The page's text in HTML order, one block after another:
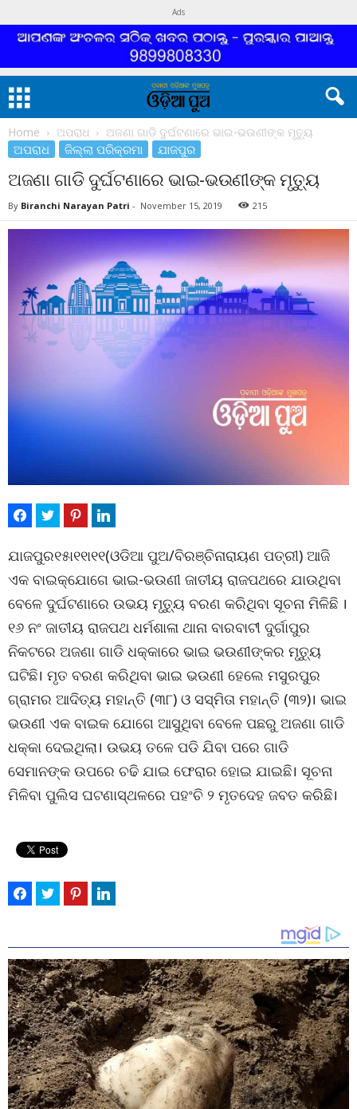
Ads
Home ଅପରାଧ ଅଜଣା ଗାଡି ଦୁର୍ଘଟଣାରେ ଭାଇ-ଭଉଣୀଙ୍କ ମୃତ୍ୟୁ
ଅପରାଧ ଜିଲ୍ଲା ପରିକ୍ରମା ଯାଜପୁର
ଅଜଣା ଗାଡି ଦୁର୍ଘଟଣାରେ ଭାଇ-ଭଉଣୀଙ୍କ ମୃତ୍ୟୁ
By Biranchi Narayan Patri - November 15, 2019 215
ଯାଜପୁର୧୫ା୧୧ା୧୧(ଓଡିଆ ପୁଅ/ବିରଞ୍ଚିନାରାୟଣ ପତ୍ରୀ) ଆଜି
ଏକ ବାଇକ୍‌ଯୋଗେ ଭାଇ-ଭଉଣୀ ଜାତୀୟ ରାଜପଥରେ ଯାଉଥିବା
ବେଳେ ଦୁର୍ଘଟଣାରେ ଉଭୟ ମୃତ‌୍ୟୁ ବରଣ କରିଥିବା ସୂଚନା ମିଳିଛି ।
୧୬ ନଂ ଜାତୀୟ ରାଜପଥ ଧର୍ମଶାଳା ଥାନା ବାରବାଟୀ ଦୁର୍ଗାପୁର
ନିକଟରେ ଅଜଣା ଗାଡି ଧକ୍କାରେ ଭାଇ ଭଉଣୀଙ୍କର ମୃତ୍ୟୁ
ଘଟିଛି। ମୃତ ବରଣ କରିଥିବା ଭାଇ ଭଉଣୀ ହେଲେ ମସୁରପୁର
ଗ୍ରାମର ଆଦିତ୍ୟ ମହାନ୍ତି (୩୮) ଓ ସସ୍ମିତା ମହାନ୍ତି (୩୨)। ଭାଇ
ଭଉଣୀ ଏକ ବାଇକ ଯୋଗେ ଆସୁଥିବା ବେଳେ ପଛରୁ ଅଜଣା ଗାଡି
ଧକ୍କା ଦେଇଥିଲା। ଉଭୟ ତଳେ ପଡି ଯିବା ପରେ ଗାଡି
ସେମାନଙ୍କ ଉପରେ ଚଢି ଯାଇ ଫେରାର ହୋଇ ଯାଇଛି। ସୂଚନା
ମିଳିବା ପୁଲିସ ଘଟଣାସ୍ଥଳରେ ପହଂଚି ୨ ମୃତଦେହ ଜବତ କରିଛି।